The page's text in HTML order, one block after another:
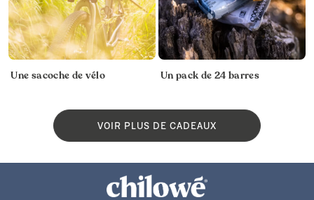
Une sacoche de vélo Un pack de 24 barres
VOIR PLUS DE CADEAUX